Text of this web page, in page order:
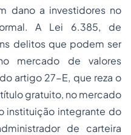
dano a investidores no
A Lei 6.385, de
delitos que podem ser
mercado de valores
artigo 27-E, que reza o
gratuito, no mercado
instituição integrante do
de carteira